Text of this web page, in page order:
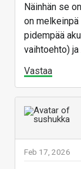
Näinhän se
on
pidempää
vaihtoehto)
Vastaa
Feb 17, 2026